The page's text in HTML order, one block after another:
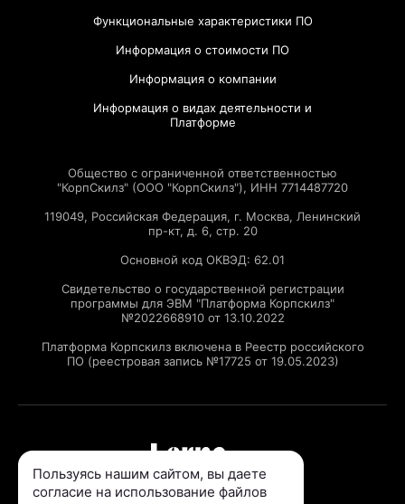
Функциональные характеристики ПО
Информация о стоимости ПО
Информация о компании
Информация о видах деятельности и
Платформе
Общество с ограниченной ответственностью
"КорпСкилз" (ООО "КорпСкилз"), ИНН 7714487720
119049, Российская Федерация, г. Москва, Ленинский
пр-кт, д. 6, стр. 20
Основной код ОКВЭД: 62.01
Свидетельство о государственной регистрации
программы для ЭВМ "Платформа Корпскилз"
№2022668910 от 13.10.2022
Платформа Корпскилз включена в Реестр российского
ПО (реестровая запись №17725 от 19.05.2023)
© ООО «КорпСкилз», 2026
Пользуясь нашим сайтом, вы даете
согласие на использование файлов